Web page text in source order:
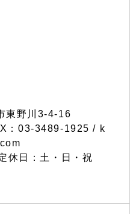
東野川3-4-16
：03-3489-1925 / k
休日：土・日・祝